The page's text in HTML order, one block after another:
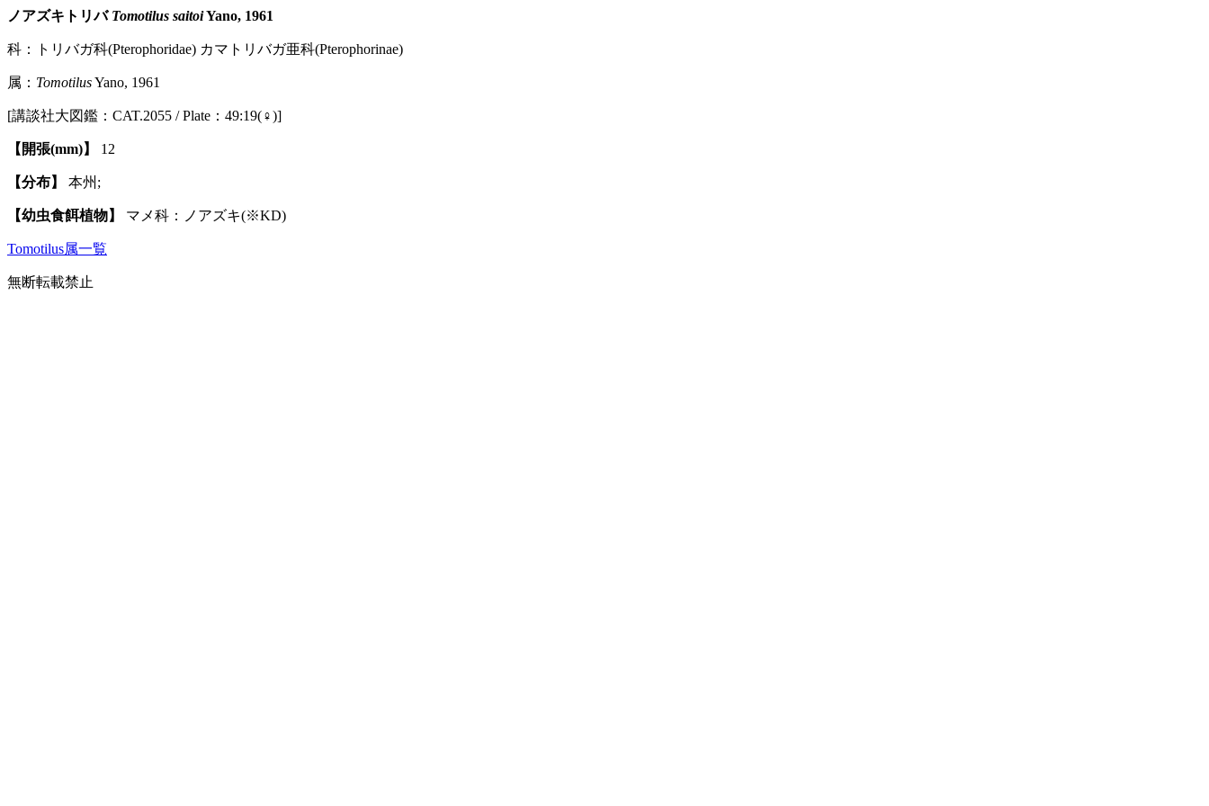
ノアズキトリバ Tomotilus saitoiYano, 1961
科：トリバガ科(Pterophoridae) カマトリバガ亜科(Pterophorinae)
属： TomotilusYano, 1961
[講談社大図鑑：CAT.2055 / Plate：49:19(♀)]
【開張(mm)】 12
【分布】 本州;
【幼虫食餌植物】 マメ科：ノアズキ(※KD)
Tomotilus属一覧
無断転載禁止